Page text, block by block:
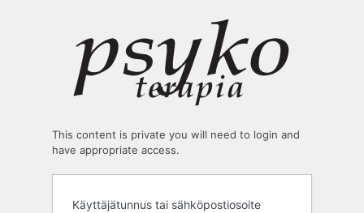
This content is private you will need to login and
have appropriate access.
Käyttäjätunnus tai sähköpostiosoite